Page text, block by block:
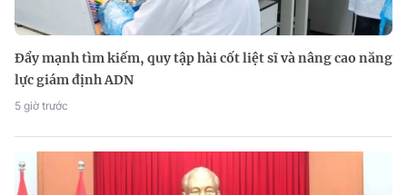
Đẩy mạnh tìm kiếm, quy tập hài cốt liệt sĩ và nâng cao năng
lực giám định ADN
5 giờ trước